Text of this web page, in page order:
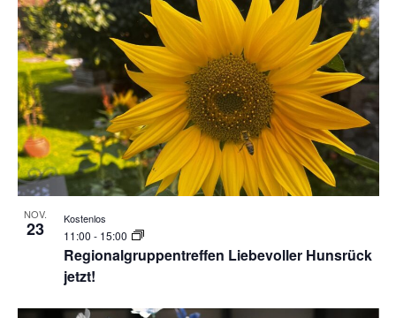
NOV.
23
Regionalgruppentreffen Liebevoller Hunsrück
jetzt!
11:00 - 15:00
Kostenlos